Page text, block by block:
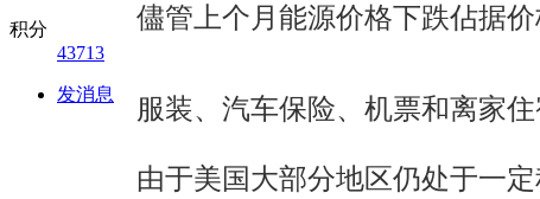
积分
43713
发消息
儘管上个月能源价格下跌佔据
服装、汽车保险、机票和离家
由于美国大部分地区仍处于一